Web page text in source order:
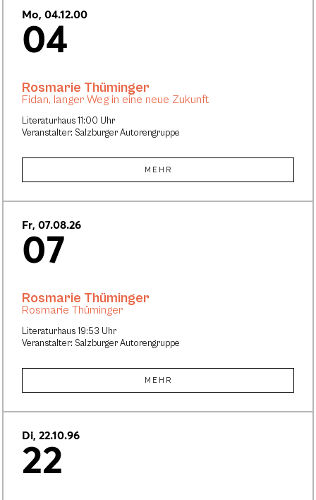
Mo, 04.12.00
04
Literaturhaus 11:00 Uhr
Veranstalter: Salzburger Autorengruppe
Rosmarie Thüminger
Fidan, langer Weg in eine neue Zukunft
MEHR
Fr, 07.08.26
07
Literaturhaus 19:53 Uhr
Veranstalter: Salzburger Autorengruppe
Rosmarie Thüminger
Rosmarie Thüminger
MEHR
Di, 22.10.96
22